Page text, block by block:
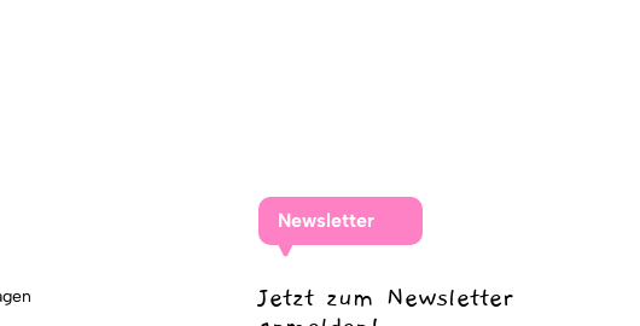
Newsletter
Jetzt zum Newsletter